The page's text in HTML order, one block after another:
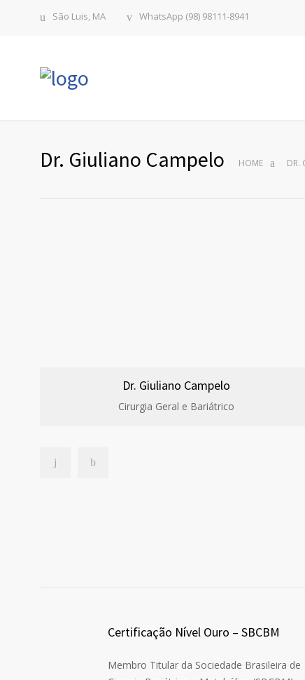
São Luis, MA WhatsApp (98) 98111-8941
Dr. Giuliano Campelo HOME DR.
Dr. Giuliano Campelo
Cirurgia Geral e Bariátrico
Certificação Nível Ouro – SBCBM
Membro Titular da Sociedade Brasileira de